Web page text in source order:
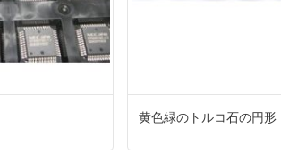
黄色緑のトルコ石の円形